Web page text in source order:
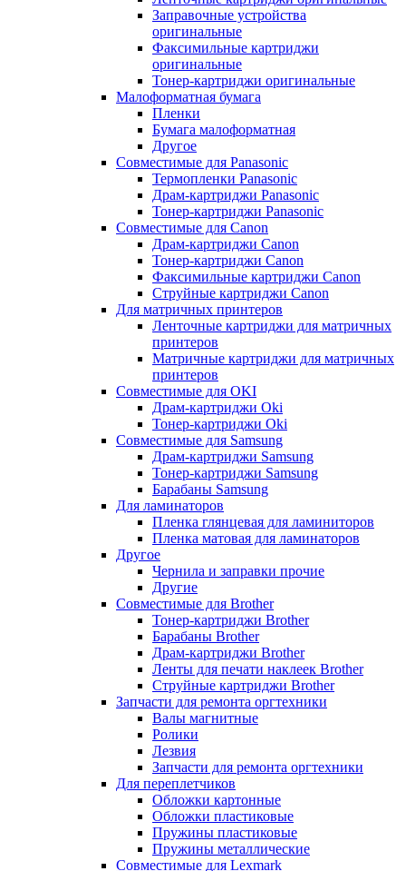
Заправочные устройства
оригинальные
Факсимильные картриджи
оригинальные
Тонер-картриджи оригинальные
Малоформатная бумага
Пленки
Бумага малоформатная
Другое
Совместимые для Panasonic
Термопленки Panasonic
Драм-картриджи Panasonic
Тонер-картриджи Panasonic
Совместимые для Canon
Драм-картриджи Canon
Тонер-картриджи Canon
Факсимильные картриджи Canon
Струйные картриджи Canon
Для матричных принтеров
Ленточные картриджи для матричных
принтеров
Матричные картриджи для матричных
принтеров
Совместимые для OKI
Драм-картриджи Oki
Тонер-картриджи Oki
Совместимые для Samsung
Драм-картриджи Samsung
Тонер-картриджи Samsung
Барабаны Samsung
Для ламинаторов
Пленка глянцевая для ламиниторов
Пленка матовая для ламинаторов
Другое
Чернила и заправки прочие
Другие
Совместимые для Brother
Тонер-картриджи Brother
Барабаны Brother
Драм-картриджи Brother
Ленты для печати наклеек Brother
Струйные картриджи Brother
Запчасти для ремонта оргтехники
Валы магнитные
Ролики
Лезвия
Запчасти для ремонта оргтехники
Для переплетчиков
Обложки картонные
Обложки пластиковые
Пружины пластиковые
Пружины металлические
Совместимые для Lexmark